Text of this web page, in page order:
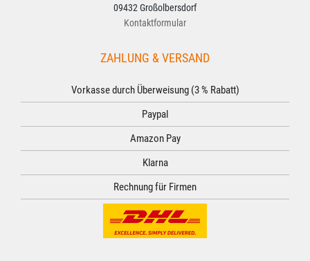
09432 Großolbersdorf
Kontaktformular
ZAHLUNG & VERSAND
Vorkasse durch Überweisung (3 % Rabatt)
Paypal
Amazon Pay
Klarna
Rechnung für Firmen